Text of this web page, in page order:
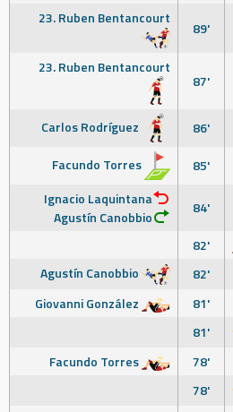
23. Ruben Bentancourt
89'
23. Ruben Bentancourt
87'
Carlos Rodríguez
86'
Facundo Torres
85'
Ignacio Laquintana
Agustín Canobbio
84'
82'
Agustín Canobbio
82'
Giovanni González
81'
81'
Facundo Torres
78'
78'